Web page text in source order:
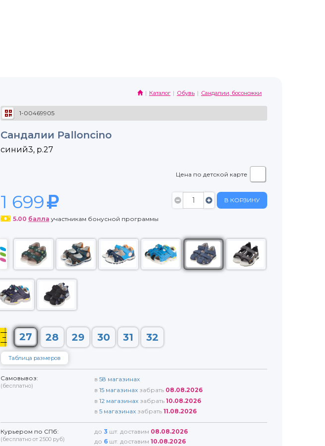
Каталог Обувь Сандалии, босоножки
1-00469905
Сандалии Palloncino
синий3, р.27
Цена по детской карте
1 699 В КОРЗИНУ
5.00 балла участникам бонусной программы
27 28 29 30 31 32
Таблица размеров
Самовывоз:
(бесплатно)
в 58 магазинах
в 15 магазинах забрать 08.08.2026
в 12 магазинах забрать 10.08.2026
в 5 магазинах забрать 11.08.2026
Курьером по СПб:
(бесплатно от 2500 руб)
до 3 шт. доставим 08.08.2026
до 6 шт. доставим 10.08.2026